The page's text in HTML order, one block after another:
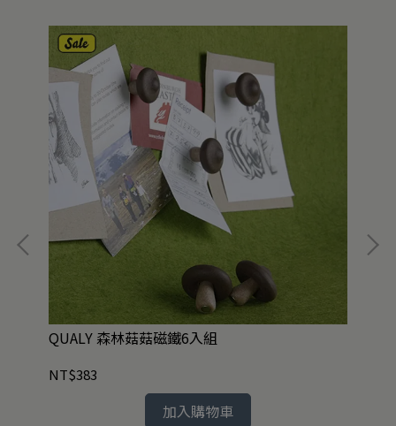
QUALY 森林菇菇磁鐵6入組
NT$383
加入購物車